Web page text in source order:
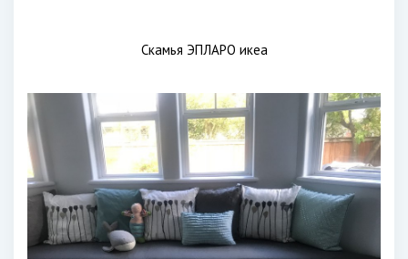
Скамья ЭПЛАРО икеа